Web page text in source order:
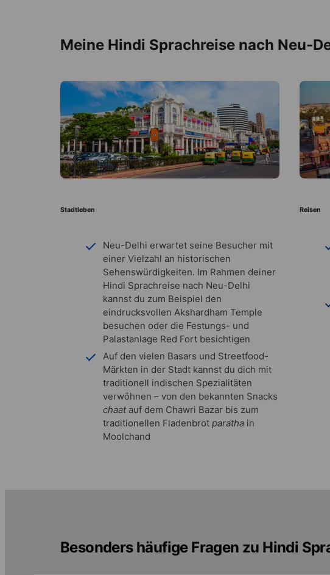
Meine Hindi Sprachreise nach Neu-
Stadtleben
Neu-Delhi erwartet seine Besucher mit
einer Vielzahl an historischen
Sehenswürdigkeiten. Im Rahmen deiner
Hindi Sprachreise nach Neu-Delhi
kannst du zum Beispiel den
eindrucksvollen Akshardham Temple
besuchen oder die Festungs- und
Palastanlage Red Fort besichtigen
Auf den vielen Basars und Streetfood-
Märkten in der Stadt kannst du dich mit
traditionell indischen Spezialitäten
verwöhnen – von den bekannten Snacks
chaatauf dem Chawri Bazar bis zum
traditionellen Fladenbrot paratha in
Moolchand
Reisen
Besonders häufige Fragen zu Hindi